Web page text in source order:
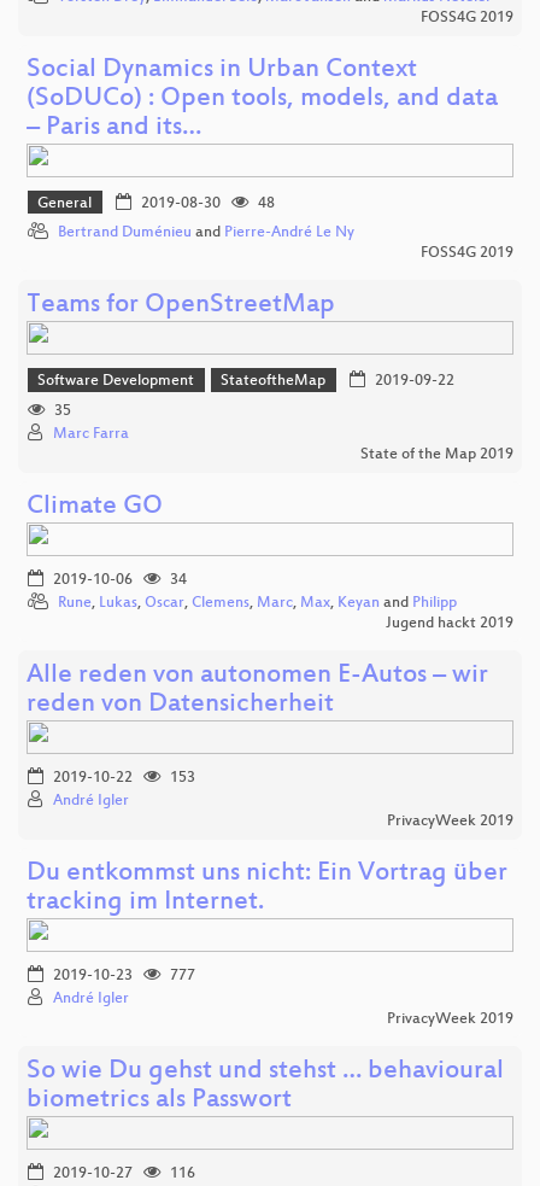
FOSS4G 2019
Social Dynamics in Urban Context
(SoDUCo) : Open tools, models, and data
– Paris and its…
General 2019-08-30
48
Bertrand Duménieu and Pierre-André Le Ny
FOSS4G 2019
Teams for OpenStreetMap
Software Development StateoftheMap
2019-09-22
35
Marc Farra
State of the Map 2019
Climate GO
2019-10-06
34
Rune, Lukas, Oscar, Clemens, Marc, Max, Keyan and Philipp
Jugend hackt 2019
Alle reden von autonomen E-Autos – wir
reden von Datensicherheit
2019-10-22
153
André Igler
PrivacyWeek 2019
Du entkommst uns nicht: Ein Vortrag über
tracking im Internet.
2019-10-23
777
André Igler
PrivacyWeek 2019
So wie Du gehst und stehst … behavioural
biometrics als Passwort
2019-10-27
116